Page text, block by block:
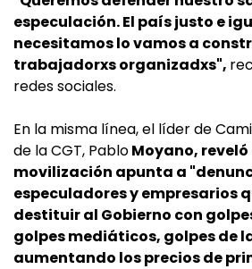
especulación. El país justo e
necesitamos lo vamos a
trabajadorxs organizadxs",
redes sociales.
En la misma línea, el líder de
de la CGT, PabloMoyano, reveló
movilización apunta a
especuladores y empresarios
destituir al Gobierno con
golpes mediáticos, golpes de
aumentando los precios de